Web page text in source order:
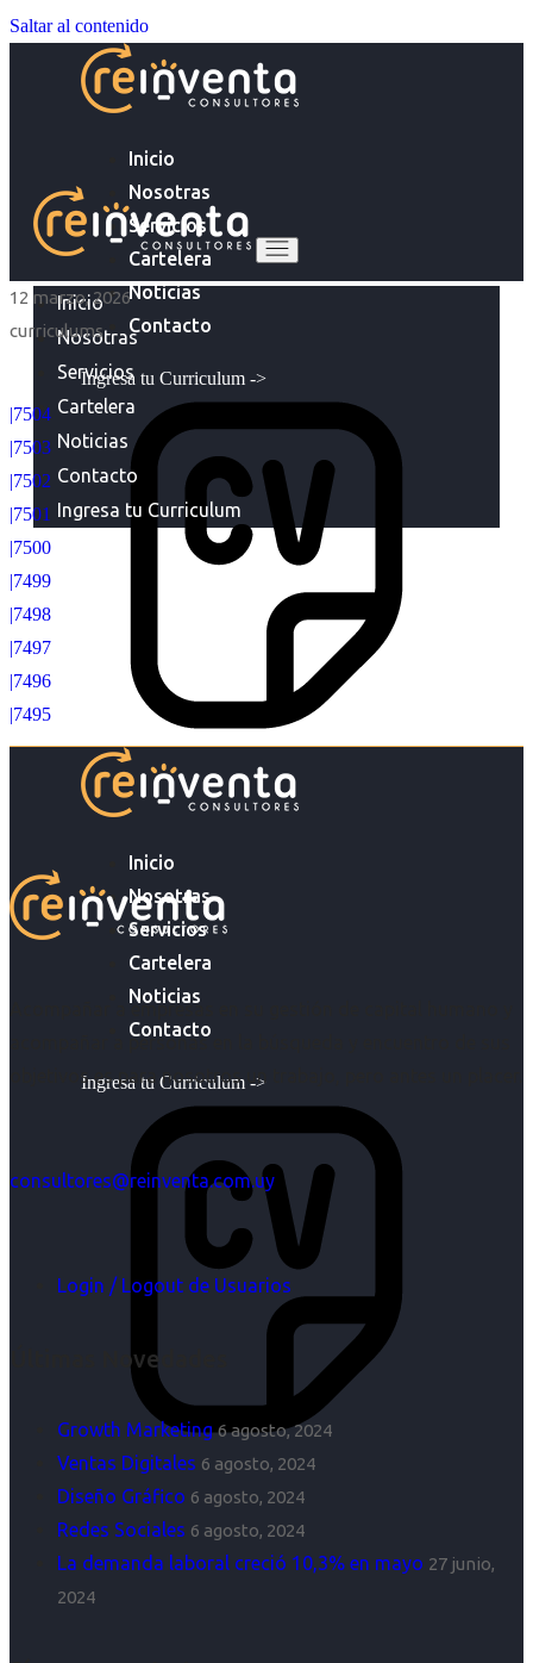
Saltar al contenido
Inicio
Nosotras
Servicios
Cartelera
Noticias
Contacto
Ingresa tu Curriculum ->
Inicio
Nosotras
Servicios
Cartelera
Noticias
Contacto
Ingresa tu Curriculum ->
Inicio
Nosotras
Servicios
Cartelera
Noticias
Contacto
Ingresa tu Curriculum
12 marzo, 2026
curriculums
|7504
|7503
|7502
|7501
|7500
|7499
|7498
|7497
|7496
|7495
Acompañar a empresas en su gestión de capital humano y
acompañar a personas en la búsqueda y encuentro de sus
objetivos es para nosotros un trabajo, pero antes un placer.
consultores@reinventa.com.uy
Login / Logout de Usuarios
Últimas Novedades
Growth Marketing 6 agosto, 2024
Ventas Digitales 6 agosto, 2024
Diseño Gráfico 6 agosto, 2024
Redes Sociales 6 agosto, 2024
La demanda laboral creció 10,3% en mayo 27 junio,
2024